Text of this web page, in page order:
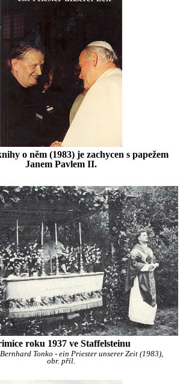
o něm (1983) je zachycen s papežem
Janem Pavlem II.
roku 1937 ve Staffelsteinu
Tonko - ein Priester unserer Zeit (1983),
obr. příl.